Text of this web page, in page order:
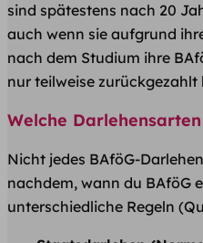
sind spätestens nach 20
auch wenn sie aufgrund
nach dem Studium ihre
nur teilweise zurückgezahlt
Welche
Nicht jedes BAföG-
nachdem, wann du BAföG
unterschiedliche Regeln